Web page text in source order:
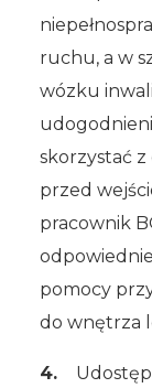
ruchu, a w
wózku
skorzystać
przed
pracownik
pomocy
do wnętrza
4.